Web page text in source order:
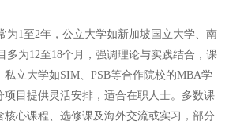
为1至2年，公立大学如新加坡国立大学、南
多为12至18个月，强调理论与实践结合，课
立大学如SIM、PSB等合作院校的MBA学
项目提供灵活安排，适合在职人士。多数课
心课程、选修课及海外交流或实习，部分